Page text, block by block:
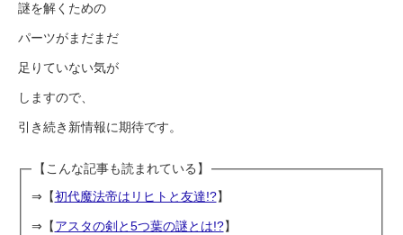
謎を解くための
パーツがまだまだ
足りていない気が
しますので、
引き続き新情報に期待です。
【こんな記事も読まれている】
⇒【初代魔法帝はリヒトと友達!?】
⇒【アスタの剣と5つ葉の謎とは!?】